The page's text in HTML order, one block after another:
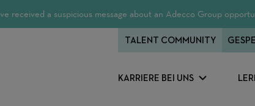
received a suspicious message about an Adecco Group
KARRIERE BEI UNS
TALENT COMMUNITY